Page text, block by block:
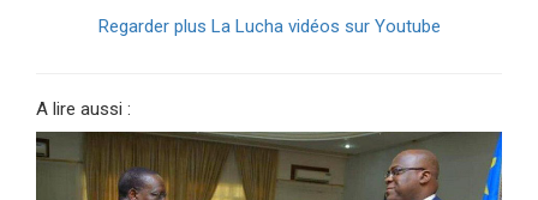
Regarder plus La Lucha vidéos sur Youtube
A lire aussi :